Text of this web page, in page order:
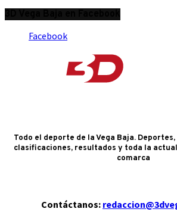
Facebook
Todo el deporte de la Vega Baja.
clasificaciones, resultados y toda la
comarca
Contáctanos: